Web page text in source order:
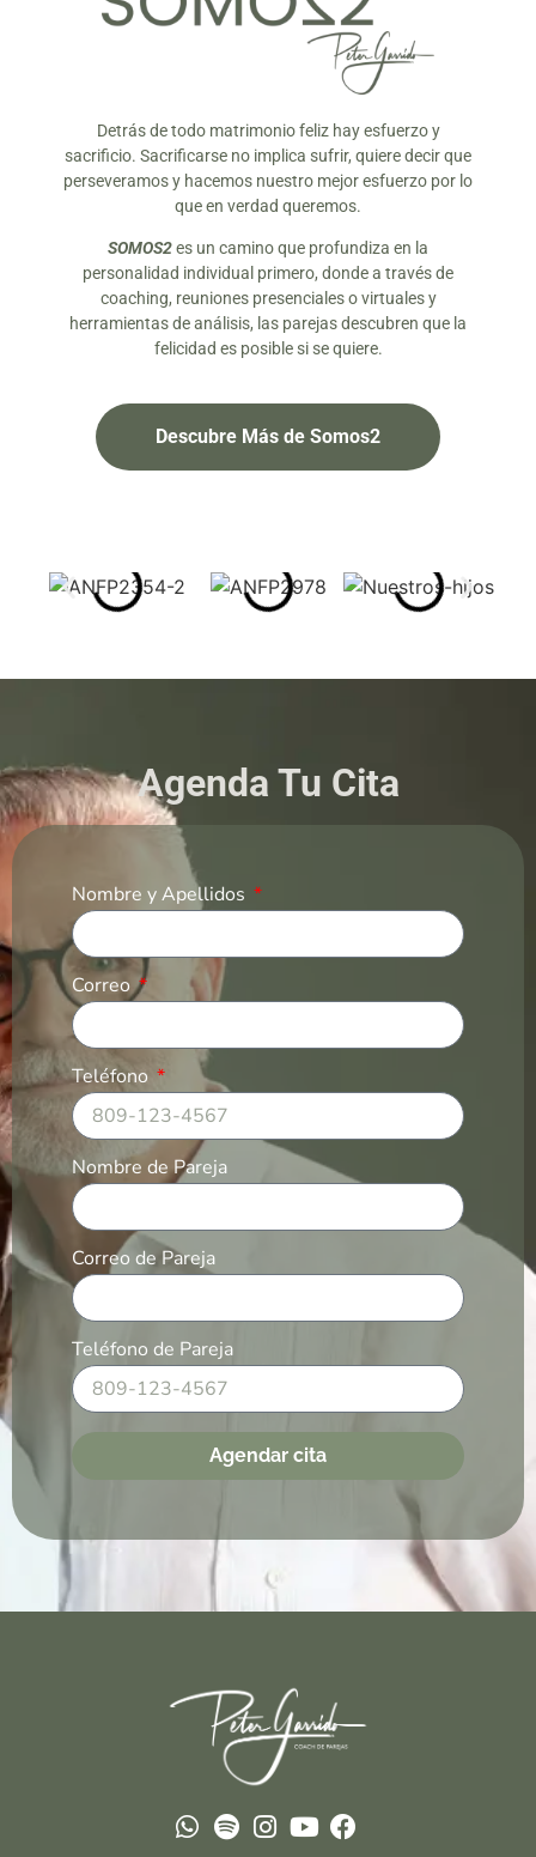
Detrás de todo matrimonio feliz hay esfuerzo y
sacrificio. Sacrificarse no implica sufrir, quiere decir que
perseveramos y hacemos nuestro mejor esfuerzo por lo
que en verdad queremos.
SOMOS2es un camino que profundiza en la
personalidad individual primero, donde a través de
coaching, reuniones presenciales o virtuales y
herramientas de análisis, las parejas descubren que la
felicidad es posible si se quiere.
Descubre Más de Somos2
Agenda Tu Cita
Nombre y Apellidos
Correo
Teléfono
Nombre de Pareja
Correo de Pareja
Teléfono de Pareja
Agendar cita